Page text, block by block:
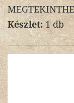
Készlet:1 db